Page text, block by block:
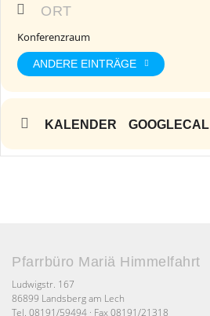
ORT
Konferenzraum
ANDERE EINTRÄGE
KALENDER GOOGLECAL
Pfarrbüro Mariä Himmelfahrt
Ludwigstr. 167
86899 Landsberg am Lech
Tel. 08191/59494 · Fax 08191/21318